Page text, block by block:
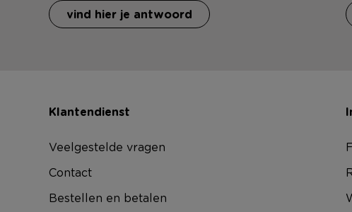
vind hier je antwoord
Klantendienst
Veelgestelde vragen
Contact
Bestellen en betalen